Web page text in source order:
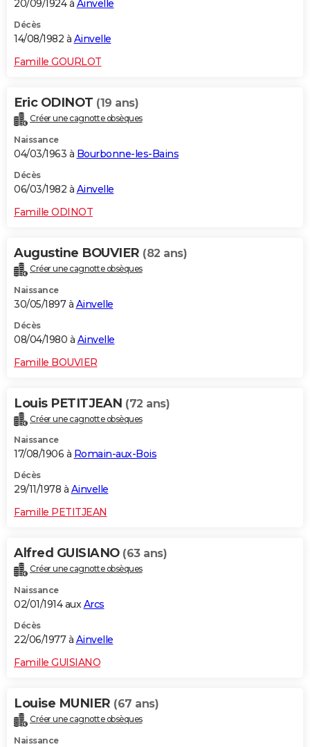
20/09/1924 à Ainvelle
Décès
14/08/1982 à Ainvelle
Famille GOURLOT
Eric ODINOT (19 ans)
Créer une cagnotte obsèques
Naissance
04/03/1963 à Bourbonne-les-Bains
Décès
06/03/1982 à Ainvelle
Famille ODINOT
Augustine BOUVIER (82 ans)
Créer une cagnotte obsèques
Naissance
30/05/1897 à Ainvelle
Décès
08/04/1980 à Ainvelle
Famille BOUVIER
Louis PETITJEAN (72 ans)
Créer une cagnotte obsèques
Naissance
17/08/1906 à Romain-aux-Bois
Décès
29/11/1978 à Ainvelle
Famille PETITJEAN
Alfred GUISIANO (63 ans)
Créer une cagnotte obsèques
Naissance
02/01/1914 auxArcs
Décès
22/06/1977 à Ainvelle
Famille GUISIANO
Louise MUNIER (67 ans)
Créer une cagnotte obsèques
Naissance